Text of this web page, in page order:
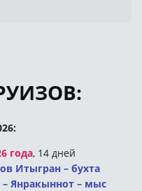
года, 14 дней
Итыгран – бухта
Янракыннот – мыс